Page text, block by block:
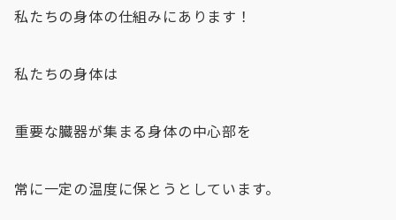
私たちの身体の仕組みにあります！
私たちの身体は
重要な臓器が集まる身体の中心部を
常に一定の温度に保とうとしています。